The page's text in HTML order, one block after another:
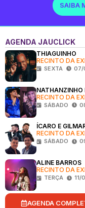
SAIBA
AGENDA JAUCLICK
THIAGUINHO
RECINTO DA
SEXTA 07/
NATHANZINHO
RECINTO DA
SÁBADO
ÍCARO E
RECINTO DA
SÁBADO
ALINE BARROS
RECINTO DA
TERÇA 11/
AGENDA